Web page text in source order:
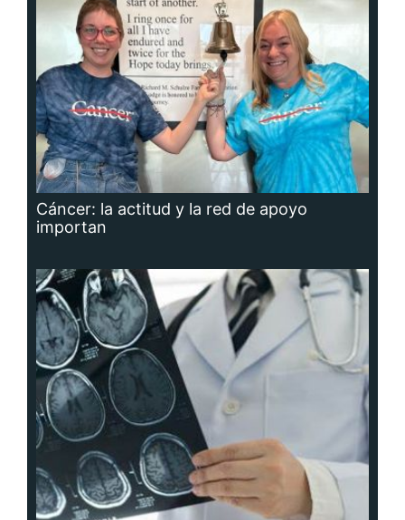
Cáncer: la actitud y la red de apoyo
importan